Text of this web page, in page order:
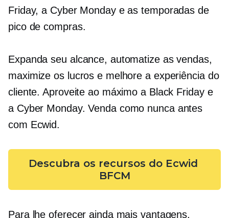
Friday, a Cyber ​​Monday e as temporadas de
pico de compras.
Expanda seu alcance, automatize as vendas,
maximize os lucros e melhore a experiência do
cliente. Aproveite ao máximo a Black Friday e
a Cyber ​​Monday. Venda como nunca antes
com Ecwid.
Descubra os recursos do Ecwid
BFCM
Para lhe oferecer ainda mais vantagens,